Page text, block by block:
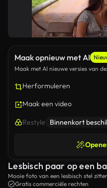
Maak opnieuw met AI
Maak met AI nieuwe versies van
Herformuleren
Maak een video
Restyle Binnenkort
Lesbisch paar op een
Mooie foto van een lesbisch stel
Gratis commerciële rechten